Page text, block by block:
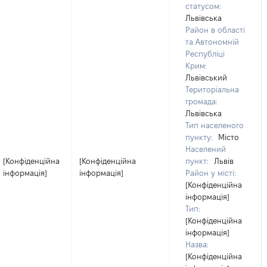
[Конфіденційна
інформація]
[Конфіденційна
інформація]
статусом:
Львівська
Район в області
та Автономній
Республіці
Крим:
Львівський
Територіальна
громада:
Львівська
Тип населеного
пункту:
Місто
Населений
пункт:
Львів
Район у місті:
[Конфіденційна
інформація]
Тип:
[Конфіденційна
інформація]
Назва:
[Конфіденційна